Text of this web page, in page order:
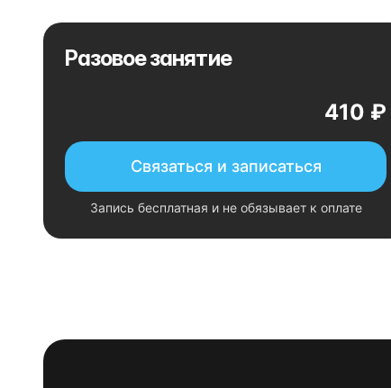
Разовое занятие
410 ₽
Связаться и записаться
Запись бесплатная и не обязывает к оплате